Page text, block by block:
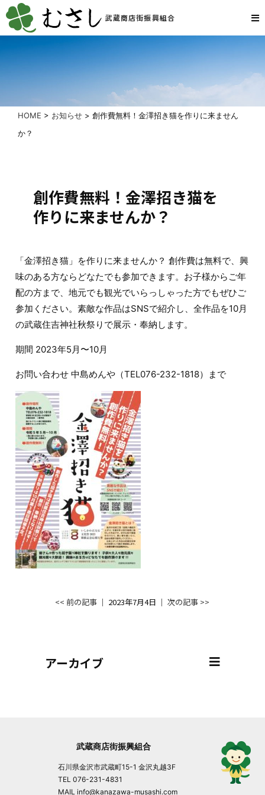
武蔵商店街振興組合
HOME > お知らせ > 創作費無料！金澤招き猫を作りに来ません
か？
創作費無料！金澤招き猫を
作りに来ませんか？
「金澤招き猫」を作りに来ませんか？ 創作費は無料で、興
味のある方ならどなたでも参加できます。お子様からご年
配の方まで、地元でも観光でいらっしゃった方でもぜひご
参加ください。素敵な作品はSNSで紹介し、全作品を10月
の武蔵住吉神社秋祭りで展示・奉納します。
期間 2023年5月〜10月
お問い合わせ 中島めんや（TEL076-232-1818）まで
<< 前の記事 │ 2023年7月4日 │次の記事 >>
アーカイブ
武蔵商店街振興組合
石川県金沢市武蔵町15-1 金沢丸越3F
TEL 076-231-4831
MAIL info@kanazawa-musashi.com